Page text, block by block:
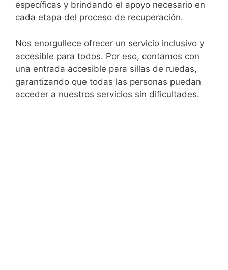
específicas y brindando el apoyo necesario en
cada etapa del proceso de recuperación.
Nos enorgullece ofrecer un servicio inclusivo y
accesible para todos. Por eso, contamos con
una entrada accesible para sillas de ruedas,
garantizando que todas las personas puedan
acceder a nuestros servicios sin dificultades.